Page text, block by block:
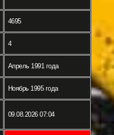
4695
4
Апрель 1991 года
Ноябрь 1995 года
09.08.2026 07:04